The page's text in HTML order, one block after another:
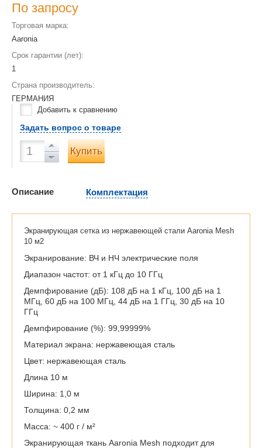
По запросу
Торговая марка:
Aaronia
Срок гарантии (лет):
1
Страна производитель:
ГЕРМАНИЯ
Добавить к сравнению
Задать вопрос о товаре
Купить
Описание Комплектация
Экранирующая сетка из нержавеющей стали Aaronia Mesh
10 м2
Экранирование: ВЧ и НЧ электрические поля
Диапазон частот: от 1 кГц до 10 ГГц
Демпфирование (дБ): 108 дБ на 1 кГц, 100 дБ на 1
МГц, 60 дБ на 100 МГц, 44 дБ на 1 ГГц, 30 дБ на 10
ГГц
Демпфирование (%): 99,99999%
Материал экрана: нержавеющая сталь
Цвет: нержавеющая сталь
Длина 10 м
Ширина: 1,0 м
Толщина: 0,2 мм
Масса: ~ 400 г / м²
Экранирующая ткань Aaronia Mesh подходит для